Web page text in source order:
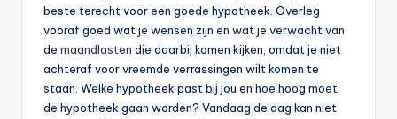
beste terecht voor een goede hypotheek. Overleg
vooraf goed wat je wensen zijn en wat je verwacht van
de maandlasten die daarbij komen kijken, omdat je niet
achteraf voor vreemde verrassingen wilt komen te
staan. Welke hypotheek past bij jou en hoe hoog moet
de hypotheek gaan worden? Vandaag de dag kan niet